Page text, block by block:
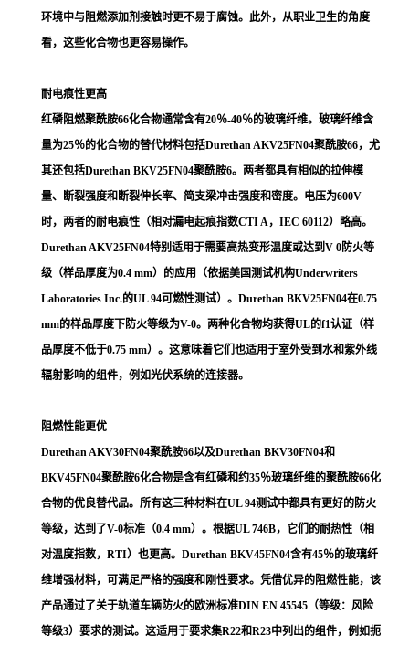
环境中与阻燃添加剂接触时更不易于腐蚀。此外，从职业卫生的角度
看，这些化合物也更容易操作。
耐电痕性更高
红磷阻燃聚酰胺66化合物通常含有20％-40％的玻璃纤维。玻璃纤维含
量为25％的化合物的替代材料包括Durethan AKV25FN04聚酰胺66，尤
其还包括Durethan BKV25FN04聚酰胺6。两者都具有相似的拉伸模
量、断裂强度和断裂伸长率、简支梁冲击强度和密度。电压为600V
时，两者的耐电痕性（相对漏电起痕指数CTI A，IEC 60112）略高。
Durethan AKV25FN04特别适用于需要高热变形温度或达到V-0防火等
级（样品厚度为0.4 mm）的应用（依据美国测试机构Underwriters
Laboratories Inc.的UL 94可燃性测试）。Durethan BKV25FN04在0.75
mm的样品厚度下防火等级为V-0。两种化合物均获得UL的f1认证（样
品厚度不低于0.75 mm）。这意味着它们也适用于室外受到水和紫外线
辐射影响的组件，例如光伏系统的连接器。
阻燃性能更优
Durethan AKV30FN04聚酰胺66以及Durethan BKV30FN04和
BKV45FN04聚酰胺6化合物是含有红磷和约35％玻璃纤维的聚酰胺66化
合物的优良替代品。所有这三种材料在UL 94测试中都具有更好的防火
等级，达到了V-0标准（0.4 mm）。根据UL 746B，它们的耐热性（相
对温度指数，RTI）也更高。Durethan BKV45FN04含有45％的玻璃纤
维增强材料，可满足严格的强度和刚性要求。凭借优异的阻燃性能，该
产品通过了关于轨道车辆防火的欧洲标准DIN EN 45545（等级：风险
等级3）要求的测试。这适用于要求集R22和R23中列出的组件，例如扼